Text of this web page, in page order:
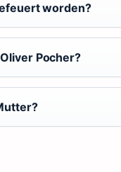
worden?
Pocher?